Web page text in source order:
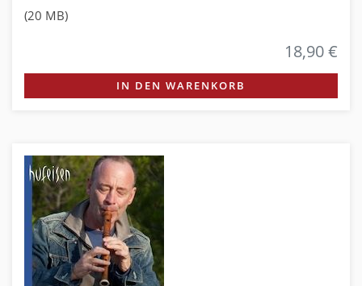
(20 MB)
18,90 €
IN DEN WARENKORB